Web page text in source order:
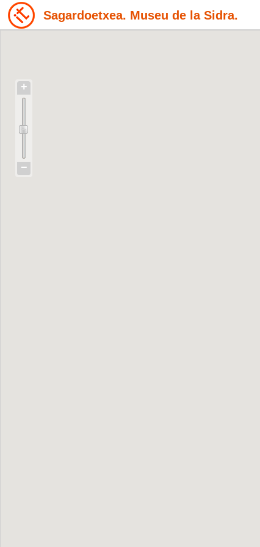
Sagardoetxea. Museu de la Sidra.
+
−